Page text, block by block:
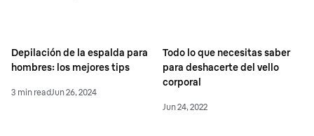
Depilación de la espalda para
hombres: los mejores tips
3 min readJun 26, 2024
Todo lo que necesitas saber
para deshacerte del vello
corporal
Jun 24, 2022